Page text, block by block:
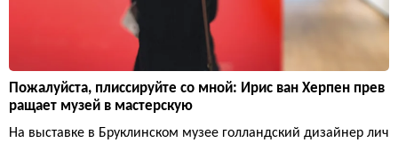
Пожалуйста, плиссируйте со мной: Ирис ван Херпен прев
ращает музей в мастерскую
На выставке в Бруклинском музее голландский дизайнер лич